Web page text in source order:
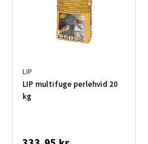
LIP
LIP multifuge perlehvid 20
kg